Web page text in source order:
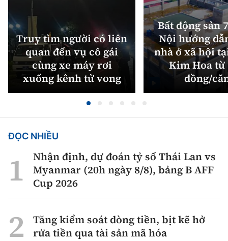
Truy tìm người có liên
quan đến vụ cô gái
cùng xe máy rơi
xuống kênh tử vong
Bất động sản
Nội hướng
nhà ở xã hội
Kim Hoa từ
đồng/
ĐỌC NHIỀU
Nhận định, dự đoán tỷ số Thái Lan vs
Myanmar (20h ngày 8/8), bảng B AFF
Cup 2026
Tăng kiểm soát dòng tiền, bịt kẽ hở
rửa tiền qua tài sản mã hóa